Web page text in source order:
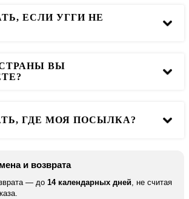
обувь, и после этого оплатить
ЕСЛИ УГГИ НЕ
с менеджером по телефону.
для вас обмен или возврат.
ВЫ
все города РФ и в ближайшие
ГДЕ МОЯ ПОСЫЛКА?
мы высылаем вам номер для
посылки. По нему вы можете
на сайте курьерской
и возврата
— до 14 календарных дней, не считая